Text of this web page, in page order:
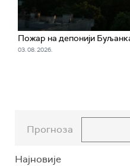
Пожар на депонији
03. 08. 2026.
Прогноза
Најновије